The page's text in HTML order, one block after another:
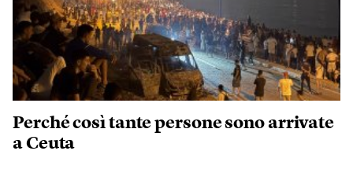
Perché così tante persone sono arrivate
a Ceuta